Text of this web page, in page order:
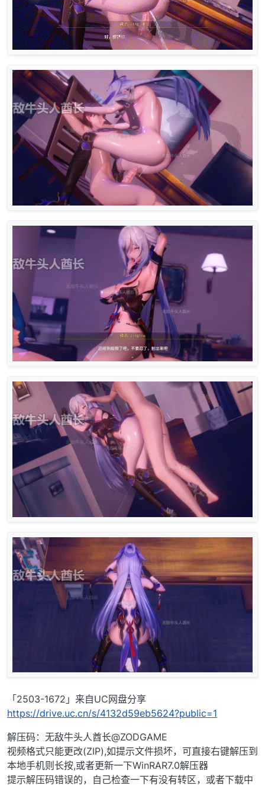
「2503-1672」来自UC网盘分享
https://drive.uc.cn/s/4132d59eb5624?public=1
解压码：无敌牛头人酋长@ZODGAME
视频格式只能更改(ZIP),如提示文件损坏，可直接右键解压到
本地手机则长按,或者更新一下WinRAR7.0解压器
提示解压码错误的，自己检查一下有没有转区，或者下载中